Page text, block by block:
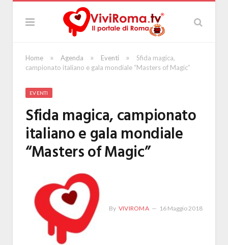
Home » Agenda » Eventi »
Sfida magica,
campionato italiano e gala mondiale “Masters of Magic”
EVENTI
Sfida magica, campionato
italiano e gala mondiale
“Masters of Magic”
By VIVIROMA 16 Maggio 2018